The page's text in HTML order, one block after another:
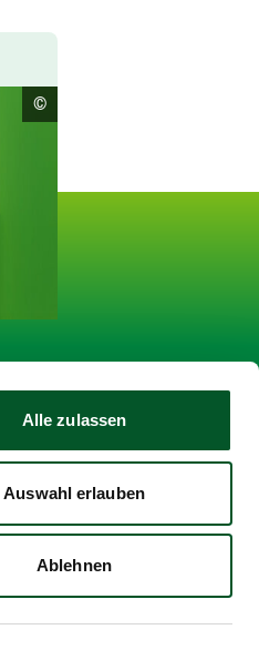
Alle zulassen
Auswahl erlauben
Ablehnen
Copyright
Informationen
©